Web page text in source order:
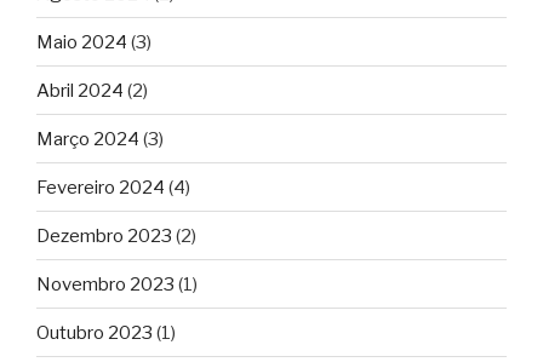
Maio 2024 (3)
Abril 2024 (2)
Março 2024 (3)
Fevereiro 2024 (4)
Dezembro 2023 (2)
Novembro 2023 (1)
Outubro 2023 (1)